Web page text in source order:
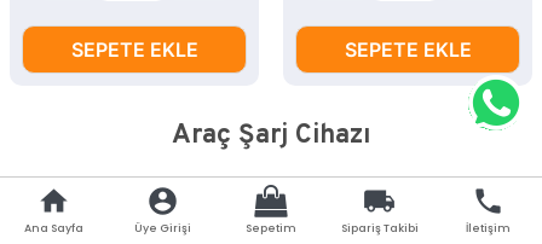
SEPETE EKLE SEPETE EKLE
Araç Şarj Cihazı
home
Ana Sayfa
account_circle
Üye Girişi Sepetim
local_shipping
Sipariş Takibi
phone
İletişim